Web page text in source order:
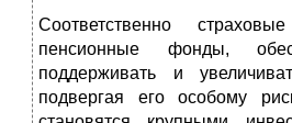
Соответственно
пенсионные фонды,
поддерживать и
подвергая его особому